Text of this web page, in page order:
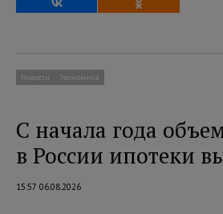
Новости Экономика
С начала года
в России ипотеки
15:57 06.08.2026